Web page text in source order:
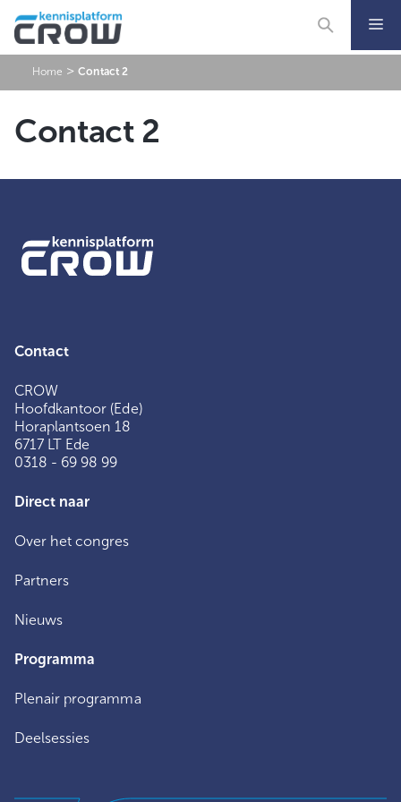
naar
de
Home >Contact 2
Contact 2
Contact
CROW
Hoofdkantoor (Ede)
Horaplantsoen 18
6717 LT Ede
0318 - 69 98 99
Direct naar
Over het congres
Partners
Nieuws
Programma
Plenair programma
Deelsessies